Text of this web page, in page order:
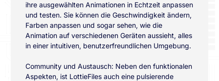
ihre ausgewählten Animationen in Echtzeit anpassen
und testen. Sie können die Geschwindigkeit ändern,
Farben anpassen und sogar sehen, wie die
Animation auf verschiedenen Geräten aussieht, alles
in einer intuitiven, benutzerfreundlichen Umgebung.
Community und Austausch: Neben den funktionalen
Aspekten, ist LottieFiles auch eine pulsierende